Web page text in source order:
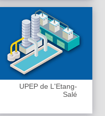
UPEP de L'Etang-
Salé